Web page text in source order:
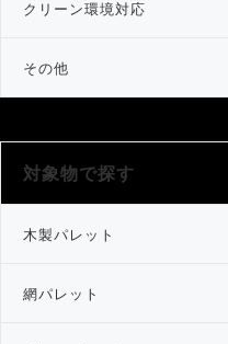
クリーン環境対応
その他
対象物で探す
木製パレット
網パレット